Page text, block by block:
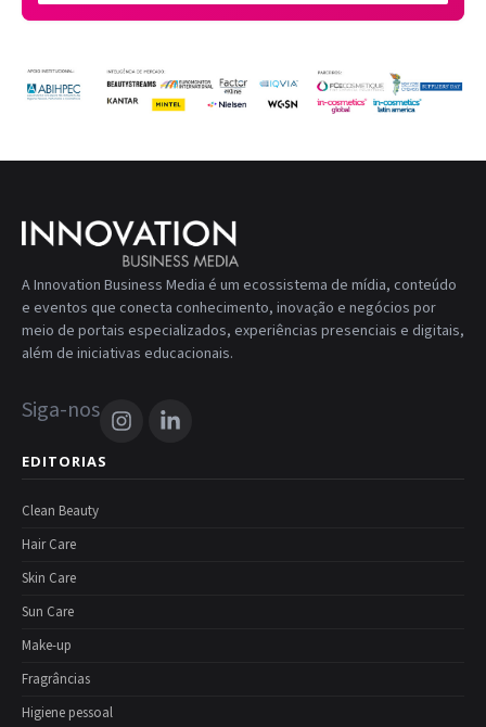
A Innovation Business Media é um ecossistema de mídia, conteúdo
e eventos que conecta conhecimento, inovação e negócios por
meio de portais especializados, experiências presenciais e digitais,
além de iniciativas educacionais.
Siga-nos
EDITORIAS
Clean Beauty
Hair Care
Skin Care
Sun Care
Make-up
Fragrâncias
Higiene pessoal